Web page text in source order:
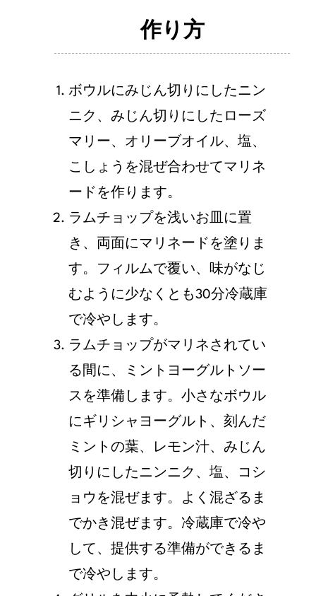
作り方
ボウルにみじん切りにしたニン
ニク、みじん切りにしたローズ
マリー、オリーブオイル、塩、
こしょうを混ぜ合わせてマリネ
ードを作ります。
ラムチョップを浅いお⽫に置
き、両⾯にマリネードを塗りま
す。フィルムで覆い、味がなじ
むように少なくとも30分冷蔵庫
で冷やします。
ラムチョップがマリネされてい
る間に、ミントヨーグルトソー
スを準備します。⼩さなボウル
にギリシャヨーグルト、刻んだ
ミントの葉、レモン汁、みじん
切りにしたニンニク、塩、コシ
ョウを混ぜます。よく混ざるま
でかき混ぜます。冷蔵庫で冷や
して、提供する準備ができるま
で冷やします。